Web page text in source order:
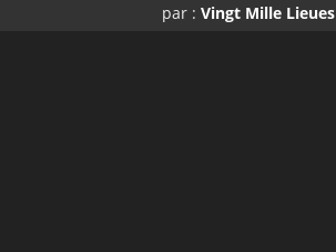
par : Vingt Mille Lieues